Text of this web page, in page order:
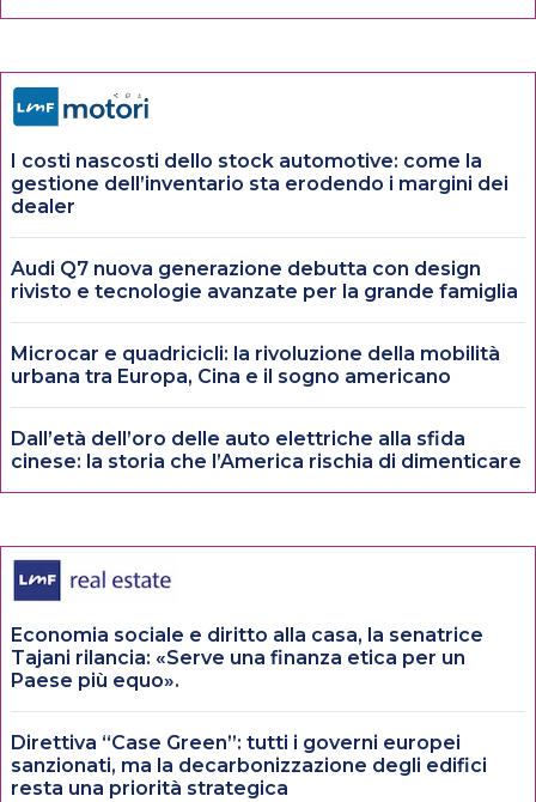
I costi nascosti dello stock automotive: come la
gestione dell’inventario sta erodendo i margini dei
dealer
Audi Q7 nuova generazione debutta con design
rivisto e tecnologie avanzate per la grande famiglia
Microcar e quadricicli: la rivoluzione della mobilità
urbana tra Europa, Cina e il sogno americano
Dall’età dell’oro delle auto elettriche alla sfida
cinese: la storia che l’America rischia di dimenticare
Economia sociale e diritto alla casa, la senatrice
Tajani rilancia: «Serve una finanza etica per un
Paese più equo».
Direttiva “Case Green”: tutti i governi europei
sanzionati, ma la decarbonizzazione degli edifici
resta una priorità strategica